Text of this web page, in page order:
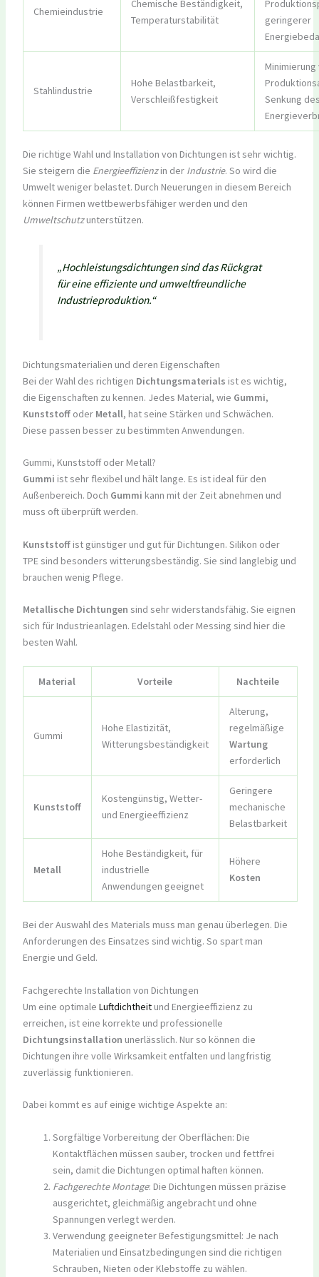
Chemieindustrie
Chemische Beständigkeit,
Temperaturstabilität
geringerer
Stahlindustrie
Hohe Belastbarkeit,
Verschleißfestigkeit
Minimierung
Senkung
Die richtige Wahl und Installation von Dichtungen ist sehr wichtig.
Sie steigern die Energieeffizienzin der Industrie. So wird die
Umwelt weniger belastet. Durch Neuerungen in diesem Bereich
können Firmen wettbewerbsfähiger werden und den
Umweltschutzunterstützen.
„Hochleistungsdichtungen sind das Rückgrat
für eine effiziente und umweltfreundliche
Industrieproduktion.“
Dichtungsmaterialien und deren Eigenschaften
Bei der Wahl des richtigen Dichtungsmaterials ist es wichtig,
die Eigenschaften zu kennen. Jedes Material, wie Gummi,
Kunststoffoder Metall, hat seine Stärken und Schwächen.
Diese passen besser zu bestimmten Anwendungen.
Gummi, Kunststoff oder Metall?
Gummi ist sehr flexibel und hält lange. Es ist ideal für den
Außenbereich. Doch Gummi kann mit der Zeit abnehmen und
muss oft überprüft werden.
Kunststoffist günstiger und gut für Dichtungen. Silikon oder
TPE sind besonders witterungsbeständig. Sie sind langlebig und
brauchen wenig Pflege.
Metallische Dichtungen sind sehr widerstandsfähig. Sie eignen
sich für Industrieanlagen. Edelstahl oder Messing sind hier die
besten Wahl.
Material Vorteile Nachteile
Gummi
Hohe Elastizität,
Witterungsbeständigkeit
Alterung,
regelmäßige
Wartung
erforderlich
Kunststoff
Kostengünstig, Wetter-
und Energieeffizienz
Geringere
mechanische
Belastbarkeit
Metall
Hohe Beständigkeit, für
industrielle
Anwendungen geeignet
Höhere
Kosten
Bei der Auswahl des Materials muss man genau überlegen. Die
Anforderungen des Einsatzes sind wichtig. So spart man
Energie und Geld.
Fachgerechte Installation von Dichtungen
Um eine optimale Luftdichtheitund Energieeffizienz zu
erreichen, ist eine korrekte und professionelle
Dichtungsinstallation unerlässlich. Nur so können die
Dichtungen ihre volle Wirksamkeit entfalten und langfristig
zuverlässig funktionieren.
Dabei kommt es auf einige wichtige Aspekte an:
Sorgfältige Vorbereitung der Oberflächen: Die
Kontaktflächen müssen sauber, trocken und fettfrei
sein, damit die Dichtungen optimal haften können.
Fachgerechte Montage: Die Dichtungen müssen präzise
ausgerichtet, gleichmäßig angebracht und ohne
Spannungen verlegt werden.
Verwendung geeigneter Befestigungsmittel: Je nach
Materialien und Einsatzbedingungen sind die richtigen
Schrauben, Nieten oder Klebstoffe zu wählen.